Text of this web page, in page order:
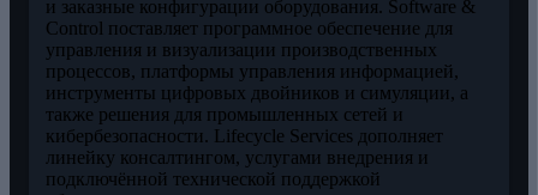
и заказные конфигурации оборудования. Software &
Control поставляет программное обеспечение для
управления и визуализации производственных
процессов, платформы управления информацией,
инструменты цифровых двойников и симуляции, а
также решения для промышленных сетей и
кибербезопасности. Lifecycle Services дополняет
линейку консалтингом, услугами внедрения и
подключённой технической поддержкой